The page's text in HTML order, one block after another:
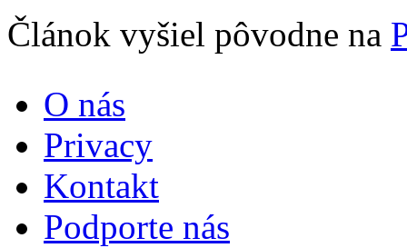
Článok vyšiel pôvodne na
O nás
Privacy
Kontakt
Podporte nás